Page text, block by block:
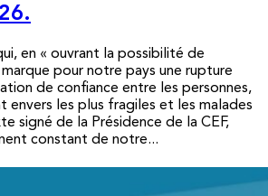
en « ouvrant la possibilité de
pour notre pays une rupture
de confiance entre les personnes,
envers les plus fragiles et les malades
signé de la Présidence de la CEF,
constant de notre...